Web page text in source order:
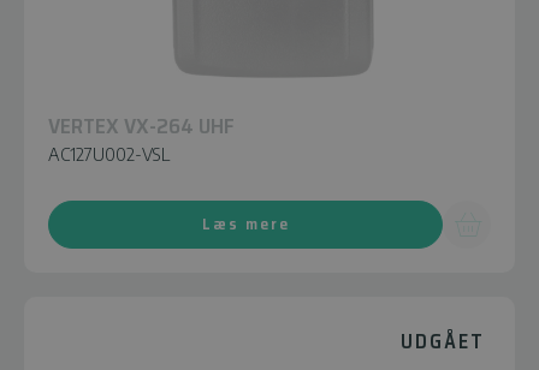
VERTEX VX-264 UHF
AC127U002-VSL
Læs mere
UDGÅET